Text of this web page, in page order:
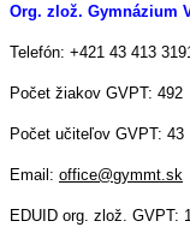
Org. zlož. Gymnázium
Telefón: +421 43 413 3191
Počet žiakov GVPT: 492
Počet učiteľov GVPT: 43
Email: office@gymmt.sk
EDUID org. zlož. GVPT: